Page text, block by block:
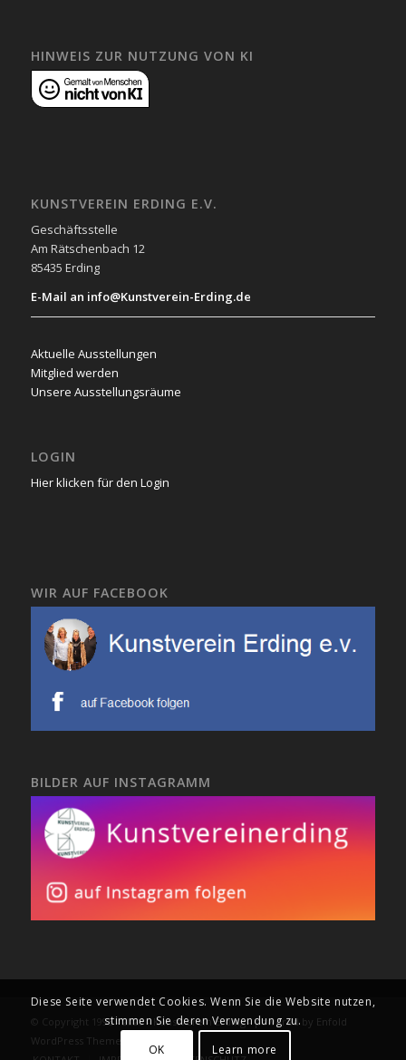
HINWEIS ZUR NUTZUNG VON KI
KUNSTVEREIN ERDING E.V.
Geschäftsstelle
Am Rätschenbach 12
85435 Erding
E-Mail an info@Kunstverein-Erding.de
Aktuelle Ausstellungen
Mitglied werden
Unsere Ausstellungsräume
LOGIN
Hier klicken für den Login
WIR AUF FACEBOOK
BILDER AUF INSTAGRAMM
© Copyright 1995 - 2020 - Kunstverein Erding - powered by Enfold
WordPress Theme
Diese Seite verwendet Cookies. Wenn Sie die Website nutzen,
stimmen Sie deren Verwendung zu.
OK
Learn more